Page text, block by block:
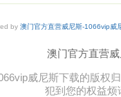
by 澳门官方直营威尼斯-1066vip威
澳门官方直营
威尼斯下载的版权
犯到您的权益烦